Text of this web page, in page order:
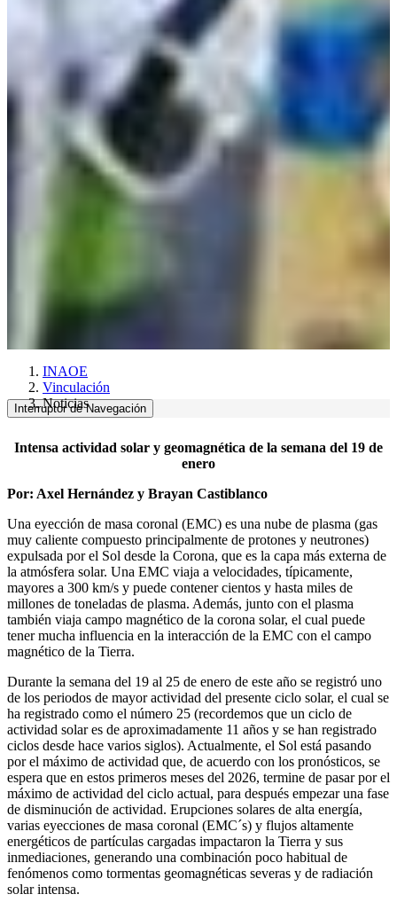
INAOE
Vinculación
Noticias
Interruptor de Navegación
Intensa actividad solar y geomagnética de la semana del 19 de
enero
Por: Axel Hernández y Brayan Castiblanco
Una eyección de masa coronal (EMC) es una nube de plasma (gas
muy caliente compuesto principalmente de protones y neutrones)
expulsada por el Sol desde la Corona, que es la capa más externa de
la atmósfera solar. Una EMC viaja a velocidades, típicamente,
mayores a 300 km/s y puede contener cientos y hasta miles de
millones de toneladas de plasma. Además, junto con el plasma
también viaja campo magnético de la corona solar, el cual puede
tener mucha influencia en la interacción de la EMC con el campo
magnético de la Tierra.
Durante la semana del 19 al 25 de enero de este año se registró uno
de los periodos de mayor actividad del presente ciclo solar, el cual se
ha registrado como el número 25 (recordemos que un ciclo de
actividad solar es de aproximadamente 11 años y se han registrado
ciclos desde hace varios siglos). Actualmente, el Sol está pasando
por el máximo de actividad que, de acuerdo con los pronósticos, se
espera que en estos primeros meses del 2026, termine de pasar por el
máximo de actividad del ciclo actual, para después empezar una fase
de disminución de actividad. Erupciones solares de alta energía,
varias eyecciones de masa coronal (EMC´s) y flujos altamente
energéticos de partículas cargadas impactaron la Tierra y sus
inmediaciones, generando una combinación poco habitual de
fenómenos como tormentas geomagnéticas severas y de radiación
solar intensa.